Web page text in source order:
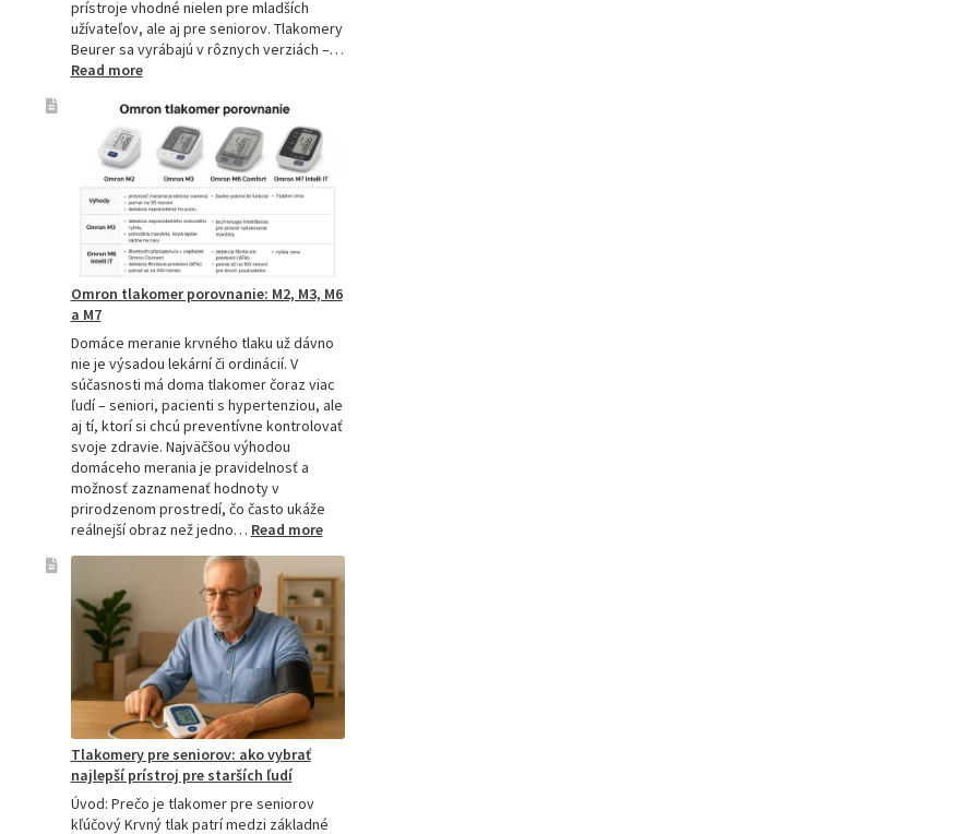
prístroje vhodné nielen pre mladších
užívateľov, ale aj pre seniorov. Tlakomery
Beurer sa vyrábajú v rôznych verziách –…
Read more:
tlakomery
spoľahlivý
pomocník
pre
zdravie
Omron tlakomer porovnanie: M2, M3, M6
a M7
Domáce meranie krvného tlaku už dávno
nie je výsadou lekární či ordinácií. V
súčasnosti má doma tlakomer čoraz viac
ľudí – seniori, pacienti s hypertenziou, ale
aj tí, ktorí si chcú preventívne kontrolovať
svoje zdravie. Najväčšou výhodou
domáceho merania je pravidelnosť a
možnosť zaznamenať hodnoty v
prirodzenom prostredí, čo často ukáže
reálnejší obraz než jedno… Read more:
porovnanie:
M2,
M3,
M6
a
M7
Tlakomery pre seniorov: ako vybrať
najlepší prístroj pre starších ľudí
Úvod: Prečo je tlakomer pre seniorov
kľúčový Krvný tlak patrí medzi základné